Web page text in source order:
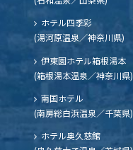
ホテル四季彩
(湯河原温泉／神奈川県)
伊東園ホテル箱根湯本
(箱根湯本温泉／神奈川県)
南国ホテル
(南房総白浜温泉／千葉県)
ホテル奥久慈館